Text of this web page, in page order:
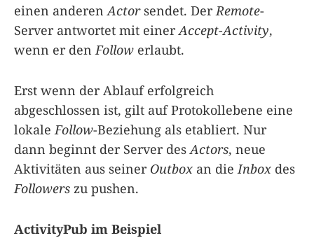
einen anderen Actorsendet. Der Remote-
Server antwortet mit einerAccept-Activity,
wenn er den Follow erlaubt.
Erst wenn der Ablauf erfolgreich
abgeschlossen ist, gilt auf Protokollebene eine
lokale Follow-Beziehung als etabliert. Nur
dann beginnt der Server des Actors, neue
Aktivitäten aus seiner Outbox an die Inbox des
Followers zu pushen.
ActivityPub im Beispiel